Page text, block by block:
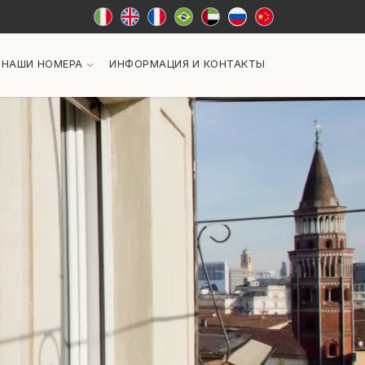
НАШИ НОМЕРА ИНФОРМАЦИЯ И КОНТАКТЫ